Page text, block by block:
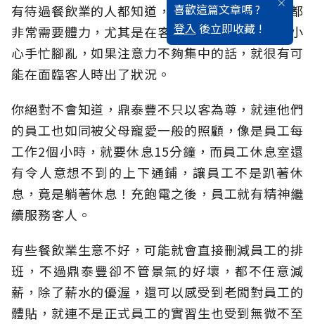
喜歡這篇文章嗎 ?
登入 後立即收藏 !
有待過餐飲業的人都知道，裡面的任何一個職位都
非常需要體力，尤其是在客人多的時候，總會不小
心手忙腳亂，如果注意力不夠集中的話，就很有可
能在面臨客人時出了狀況。
你絕對不會知道，鼎泰豐不只以客為尊，就連他們
的員工也如同被父母寵愛一般的照顧，像是員工每
工作2個小時，就要休息15分鐘，而員工休息室還
有令人意想不到的上下通鋪，讓員工不是趴著休
息，竟是躺著休息！充飽電之後，員工就有精神繼
續服務客人。
有些餐飲業生意不好，可能就會直接刪減員工的排
班，不過鼎泰豐卻不管景氣的好壞，都不任意減
薪，除了薪水的優渥，還可以感受到老闆對員工的
體貼，就連不是正式員工的實習生也受到無微不至